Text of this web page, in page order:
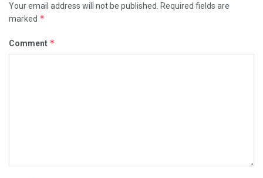
Your email address will not be published.
Required fields are
marked *
Comment *